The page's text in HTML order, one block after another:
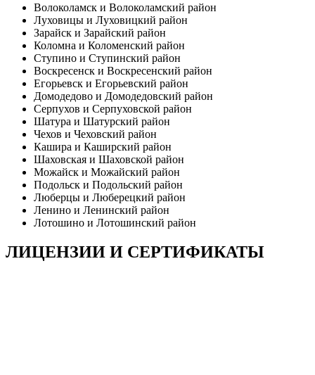
Волоколамск и Волоколамский район
Луховицы и Луховицкий район
Зарайск и Зарайский район
Коломна и Коломенский район
Ступино и Ступинский район
Воскресенск и Воскресенский район
Егорьевск и Егорьевский район
Домодедово и Домодедовский район
Серпухов и Серпуховской район
Шатура и Шатурский район
Чехов и Чеховский район
Кашира и Каширский район
Шаховская и Шаховской район
Можайск и Можайский район
Подольск и Подольский район
Люберцы и Люберецкий район
Ленино и Ленинский район
Лотошино и Лотошинский район
ЛИЦЕНЗИИ И СЕРТИФИКАТЫ